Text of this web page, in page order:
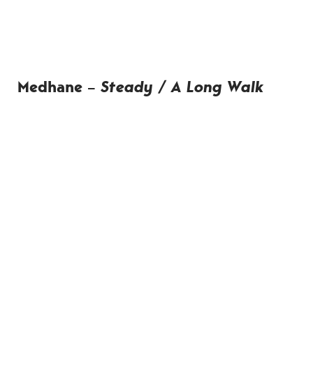
Medhane – Steady / A Long Walk